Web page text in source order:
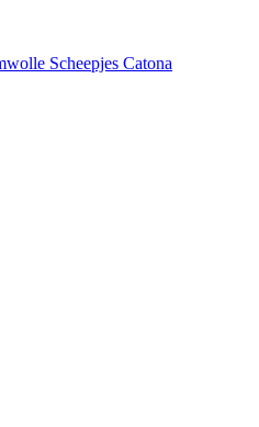
Scheepjes Catona